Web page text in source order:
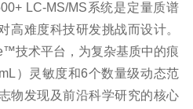
LC-MS/MS系统是定量质谱
高难度科技研发挑战而设计。
技术平台，为复杂基质中的痕
）灵敏度和6个数量级动态范
物发现及前沿科学研究的核心